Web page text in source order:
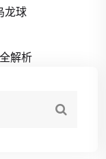
龙球
解析